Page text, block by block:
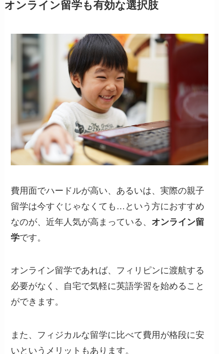
オンライン留学も有効な選択肢
費用面でハードルが高い、あるいは、実際の親子
留学は今すぐじゃなくても…という方におすすめ
なのが、近年人気が高まっている、 オンライン留
学です。
オンライン留学であれば、フィリピンに渡航する
必要がなく、自宅で気軽に英語学習を始めること
ができます。
また、フィジカルな留学に比べて費用が格段に安
いというメリットもあります。